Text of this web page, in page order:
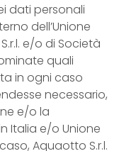
dati personali
dell’Unione
e/o di Società
quali
in ogni caso
necessario,
e/o la
Italia e/o Unione
Aquaotto S.r.l.